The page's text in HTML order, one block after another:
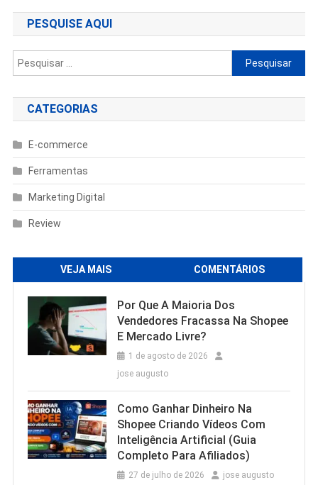
Post
PESQUISE AQUI
Pesquisar
por:
CATEGORIAS
E-commerce
Ferramentas
Marketing Digital
Review
VEJA MAIS COMENTÁRIOS
Por Que A Maioria Dos
Vendedores Fracassa Na Shopee
E Mercado Livre?
1 de agosto de 2026
jose augusto
Como Ganhar Dinheiro Na
Shopee Criando Vídeos Com
Inteligência Artificial (Guia
Completo Para Afiliados)
27 de julho de 2026 jose augusto